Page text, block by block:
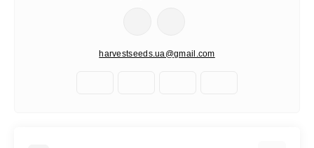
harvestseeds.ua@gmail.com